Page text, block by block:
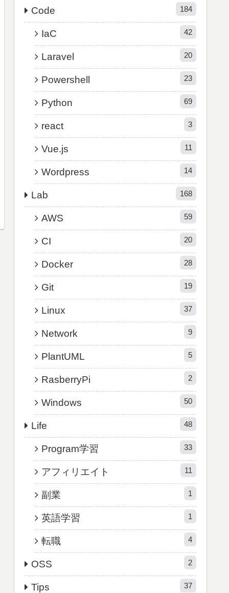
Code 184
IaC 42
Laravel 20
Powershell 23
Python 69
react 3
Vue.js 11
Wordpress 14
Lab 168
AWS 59
CI 20
Docker 28
Git 19
Linux 37
Network 9
PlantUML 5
RasberryPi 2
Windows 50
Life 48
Program学習 33
アフィリエイト 11
副業 1
英語学習 1
転職 4
OSS 2
Tips 37